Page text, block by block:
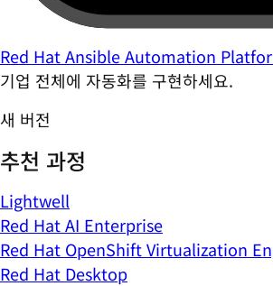
Red Hat Ansible Automation
기업 전체에 자동화를 구현하세요.
새 버전
추천 과정
Lightwell
Red Hat AI Enterprise
Red Hat OpenShift Virtualization
Red Hat Desktop